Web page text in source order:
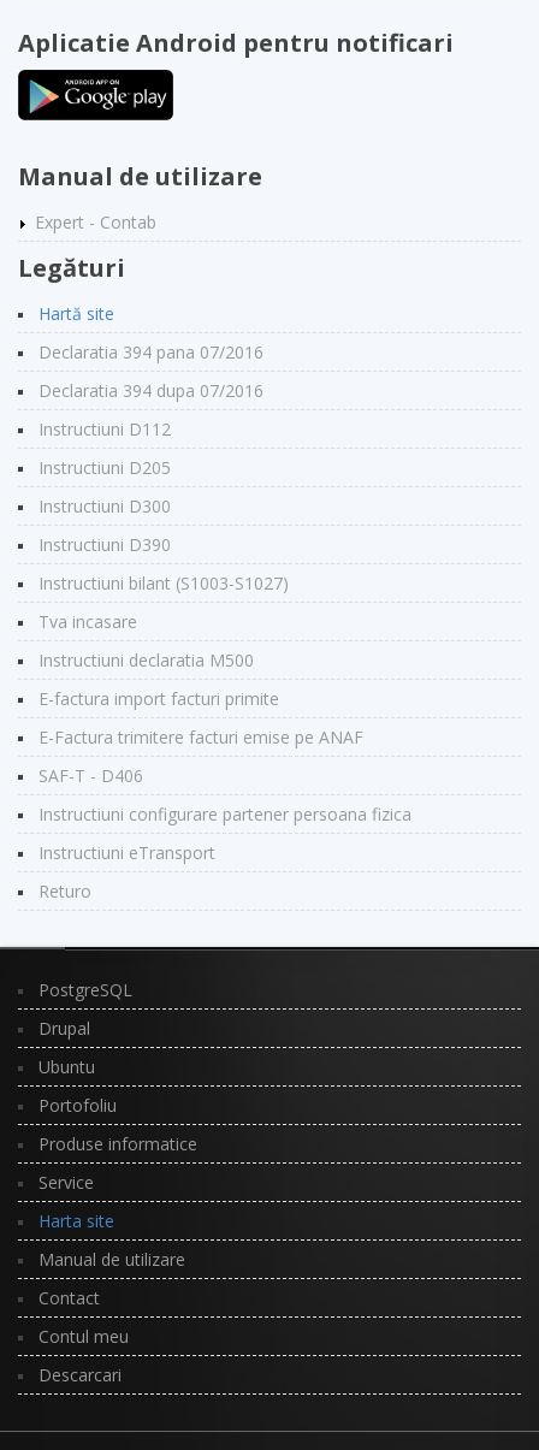
Aplicatie Android pentru notificari
Manual de utilizare
Expert - Contab
Legături
Hartă site
Declaratia 394 pana 07/2016
Declaratia 394 dupa 07/2016
Instructiuni D112
Instructiuni D205
Instructiuni D300
Instructiuni D390
Instructiuni bilant (S1003-S1027)
Tva incasare
Instructiuni declaratia M500
E-factura import facturi primite
E-Factura trimitere facturi emise pe ANAF
SAF-T - D406
Instructiuni configurare partener persoana fizica
Instructiuni eTransport
Returo
PostgreSQL
Drupal
Ubuntu
Portofoliu
Produse informatice
Service
Harta site
Manual de utilizare
Contact
Contul meu
Descarcari